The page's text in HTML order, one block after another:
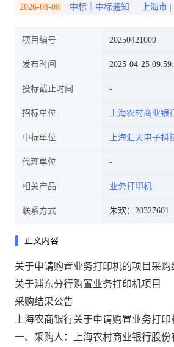
2026-08-08 中标｜中标通知 上海市
项目编号 20250421009
发布时间 2025-04-25
投标截止时间
招标单位 上海农村商业
中标单位 上海汇天电子科
代理单位
相关产品 业务打印机
联系方式 朱欢：20327601
正文内容
关于申请购置业务打印机的项目采购
关于浦东分行购置业务打印机项目
采购结果公告
上海农商银行关于申请购置业务打印
一、采购人：
上海农村商业银行股